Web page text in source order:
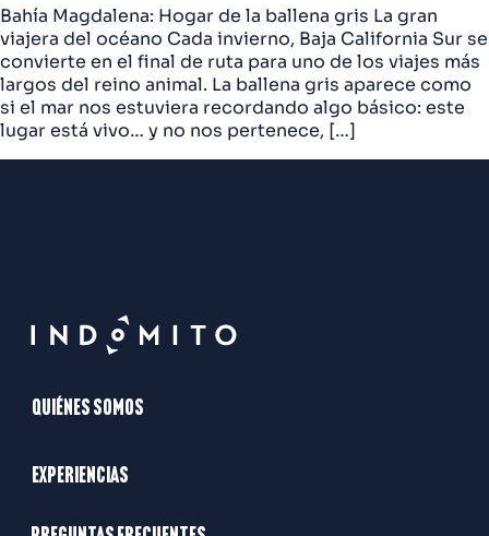
Bahía Magdalena: Hogar de la ballena gris La gran
viajera del océano Cada invierno, Baja California Sur se
convierte en el final de ruta para uno de los viajes más
largos del reino animal. La ballena gris aparece como
si el mar nos estuviera recordando algo básico: este
lugar está vivo… y no nos pertenece, […]
Quiénes somos
Experiencias